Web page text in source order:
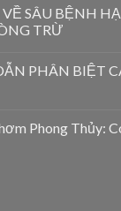
SÂU BỆNH
TRỪ
PHÂN BIỆT
Phong Thủy: